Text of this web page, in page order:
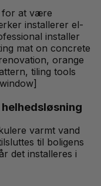
for at være
installerer el-
installer
mat on concrete
orange
tiling tools
varmt vand
til boligens
det installeres i